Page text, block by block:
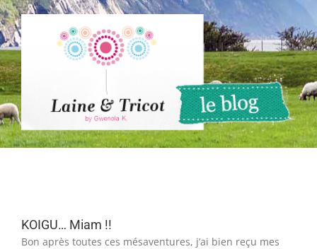
Passer
au
contenu
KOIGU… Miam !!
Bon après toutes ces mésaventures, j’ai bien reçu mes